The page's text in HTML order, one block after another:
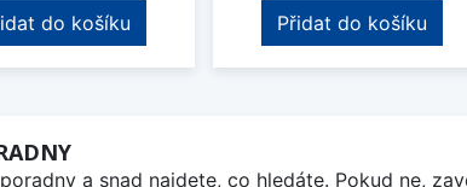
do košíku Přidat do košíku
a snad najdete, co hledáte. Pokud ne,